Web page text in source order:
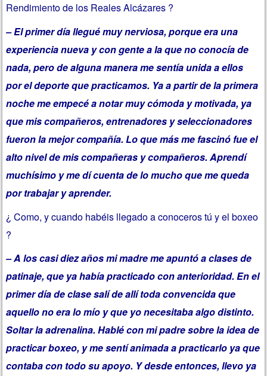
Rendimiento de los Reales Alcázares ?
– El primer día llegué muy nerviosa, porque era una
experiencia nueva y con gente a la que no conocía de
nada, pero de alguna manera me sentía unida a ellos
por el deporte que practicamos. Ya a partir de la primera
noche me empecé a notar muy cómoda y motivada, ya
que mis compañeros, entrenadores y seleccionadores
fueron la mejor compañía. Lo que más me fascinó fue el
alto nivel de mis compañeras y compañeros. Aprendí
muchísimo y me dí cuenta de lo mucho que me queda
por trabajar y aprender.
¿ Como, y cuando habéis llegado a conoceros tú y el boxeo
?
– A los casi diez años mi madre me apuntó a clases de
patinaje, que ya había practicado con anterioridad. En el
primer día de clase salí de allí toda convencida que
aquello no era lo mío y que yo necesitaba algo distinto.
Soltar la adrenalina. Hablé con mi padre sobre la idea de
practicar boxeo, y me sentí animada a practicarlo ya que
contaba con todo su apoyo. Y desde entonces, llevo ya